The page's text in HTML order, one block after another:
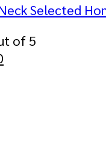
Selected
of 5